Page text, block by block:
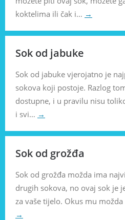
koktelima ili čak i… →
Sok od jabuke
Sok od jabuke vjerojatno je
sokova koji postoje. Razlog
dostupne, i u pravilu nisu
i svi… →
Sok od grožđa
Sok od grožđa možda ima
drugih sokova, no ovaj sok je
za vaše tijelo. Okus mu
→